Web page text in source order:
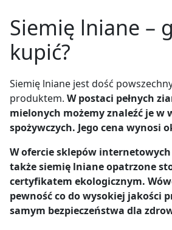
Siemię lniane –
kupić?
Siemię lniane jest dość
produktem. W postaci pełnych
mielonych możemy znaleźć je w
spożywczych. Jego cena wynosi
W ofercie sklepów
także siemię lniane opatrzone
certyfikatem ekologicznym.
pewność co do wysokiej jakości
samym bezpieczeństwa dla